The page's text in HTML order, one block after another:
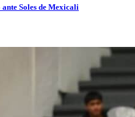
Soles de Mexicali